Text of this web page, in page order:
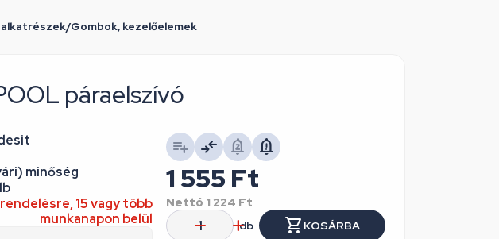
Gombok, kezelőelemek
páraelszívó
minőség
15 vagy több
munkanapon belül
1 555 Ft
Nettó 1 224 Ft
db
KOSÁRBA